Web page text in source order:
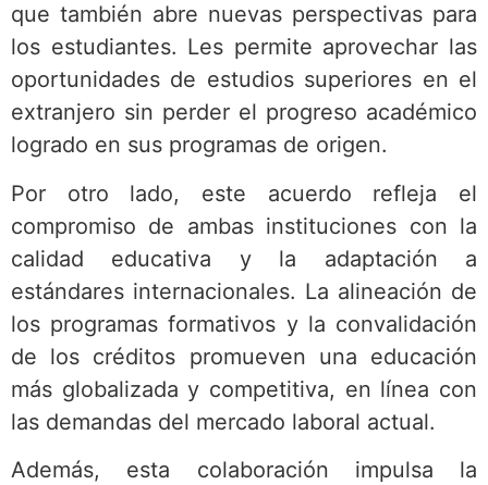
que también abre nuevas perspectivas para
los estudiantes. Les permite aprovechar las
oportunidades de estudios superiores en el
extranjero sin perder el progreso académico
logrado en sus programas de origen.
Por otro lado, este acuerdo refleja el
compromiso de ambas instituciones con la
calidad educativa y la adaptación a
estándares internacionales. La alineación de
los programas formativos y la convalidación
de los créditos promueven una educación
más globalizada y competitiva, en línea con
las demandas del mercado laboral actual.
Además, esta colaboración impulsa la